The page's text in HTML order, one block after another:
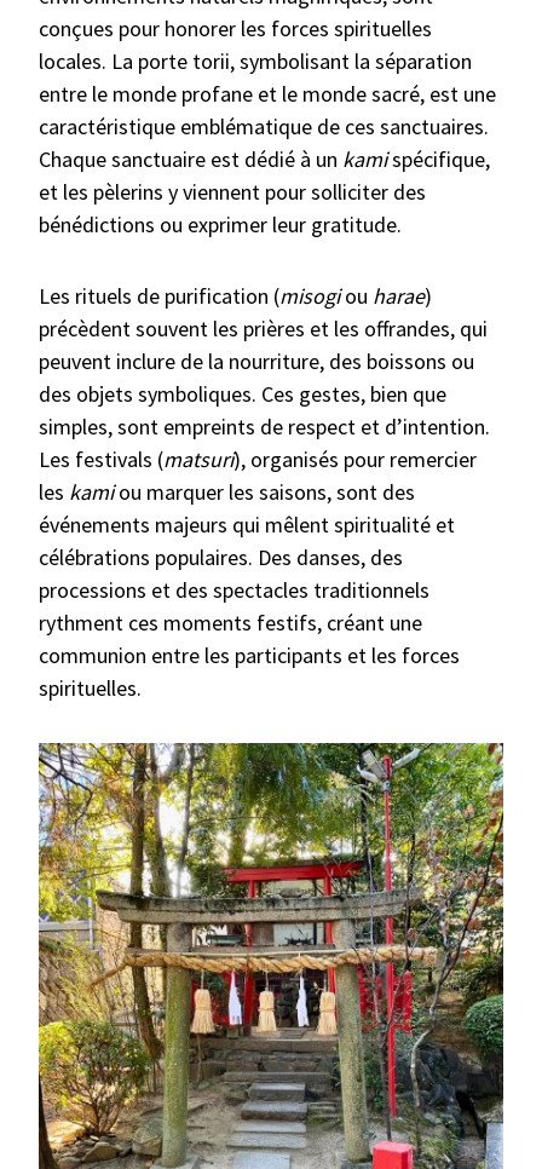
conçues pour honorer les forces spirituelles
locales. La porte torii, symbolisant la séparation
entre le monde profane et le monde sacré, est une
caractéristique emblématique de ces sanctuaires.
Chaque sanctuaire est dédié à un kamispécifique,
et les pèlerins y viennent pour solliciter des
bénédictions ou exprimer leur gratitude.
Les rituels de purification (misogiou harae)
précèdent souvent les prières et les offrandes, qui
peuvent inclure de la nourriture, des boissons ou
des objets symboliques. Ces gestes, bien que
simples, sont empreints de respect et d’intention.
Les festivals (matsuri), organisés pour remercier
les kamiou marquer les saisons, sont des
événements majeurs qui mêlent spiritualité et
célébrations populaires. Des danses, des
processions et des spectacles traditionnels
rythment ces moments festifs, créant une
communion entre les participants et les forces
spirituelles.